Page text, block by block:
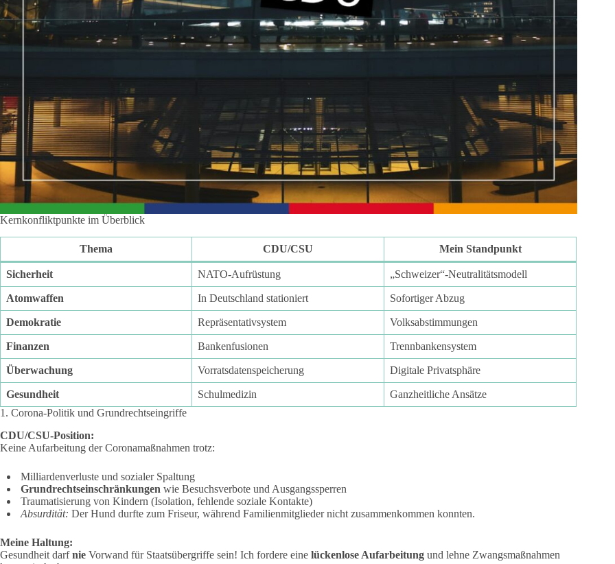
Kernkonfliktpunkte im Überblick
Thema CDU/CSU Mein Standpunkt
Sicherheit NATO-Aufrüstung „Schweizer“-Neutralitätsmodell
Atomwaffen In Deutschland stationiert Sofortiger Abzug
Demokratie Repräsentativsystem Volksabstimmungen
Finanzen Bankenfusionen Trennbankensystem
Überwachung Vorratsdatenspeicherung Digitale Privatsphäre
Gesundheit Schulmedizin
Ganzheitliche Ansätze
1. Corona-Politik und Grundrechtseingriffe
CDU/CSU-Position:
Keine Aufarbeitung der Coronamaßnahmen trotz:
Milliardenverluste und sozialer Spaltung
Grundrechtseinschränkungen wie Besuchsverbote und Ausgangssperren
Traumatisierung von Kindern (Isolation, fehlende soziale Kontakte)
Absurdität: Der Hund durfte zum Friseur, während Familienmitglieder nicht zusammenkommen konnten.
Meine Haltung:
Gesundheit darfnie Vorwand für Staatsübergriffe sein! Ich fordere eine lückenlose Aufarbeitung und lehne Zwangsmaßnahmen